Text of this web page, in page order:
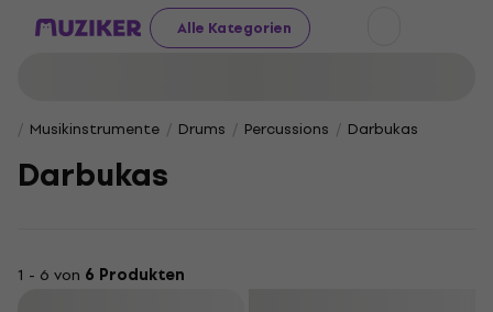
Alle Kategorien
Musikinstrumente Drums Percussions Darbukas
Darbukas
1 - 6 von 6 Produkten